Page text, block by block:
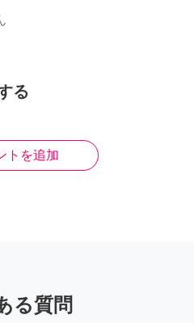
る
トを追加
る質問